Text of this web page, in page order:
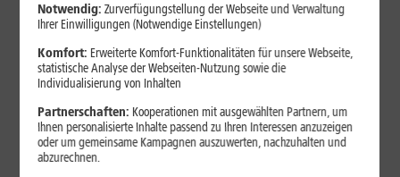
Jetzt unterbrechungsfrei ins sehr gute Netz wechseln.
Ohne doppelte Kosten.*
Notwendig: Zurverfügungstellung der Webseite und Verwaltung
Ihrer Einwilligungen (Notwendige Einstellungen)
Komfort: Erweiterte Komfort-Funktionalitäten für unsere Webseite,
statistische Analyse der Webseiten-Nutzung sowie die
Individualisierung von Inhalten
Partnerschaften: Kooperationen mit ausgewählten Partnern, um
Ihnen personalisierte Inhalte passend zu Ihren Interessen anzuzeigen
oder um gemeinsame Kampagnen auszuwerten, nachzuhalten und
abzurechnen.